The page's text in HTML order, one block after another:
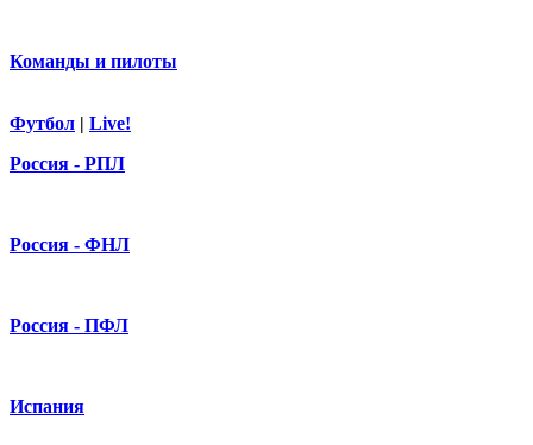
Команды и пилоты
Футбол | Live!
Россия - РПЛ
Россия - ФНЛ
Россия - ПФЛ
Испания